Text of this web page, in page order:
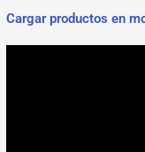
Cargar productos en